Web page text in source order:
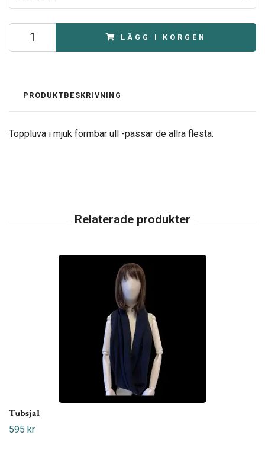
LÄGG I KORGEN
PRODUKTBESKRIVNING
Toppluva i mjuk formbar ull -passar de allra flesta.
Tubsjal
595 kr